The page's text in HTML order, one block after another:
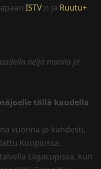
ISTV:n ja Ruutu+
neljä maalia ja
tällä kaudella
vuonna jo kahdesti,
Kuopiossa.
Liigacupissa, kun